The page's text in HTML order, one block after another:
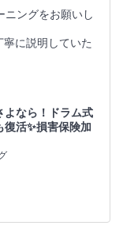
ニングをお願いし
に説明していた
よなら！ドラム式
活✨損害保険加